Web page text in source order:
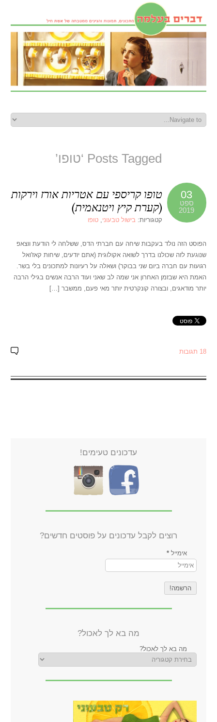
Posts Tagged ‘טופו’
03
ספט
2019
טופו קריספי עם אטריות אורז וירקות
(קערת קיץ ויטנאמית)
קטגוריות:בישול טבעוני,טופו
הפוסט הזה נולד בעקבות שיחה עם חברתי הדס, ששלחה לי הודעת ווצאפ
שנוגעת לזה שכולנו בדרך לשואה אקולוגית (אתם יודעים, שיחות קאז'ואל
רגועות עם חברה ביום שני בבוקר) ושאלה על רעיונות למתכונים בלי בשר.
האמת היא שבזמן האחרון אני שמה לב שאני ועוד הרבה אנשים בגילי הרבה
יותר מודאגים, ובצורה קונקרטית יותר מאי פעם, ממשבר […]
18 תגובות
עדכונים טעימים!
רוצים לקבל עדכונים על פוסטים חדשים?
אימייל*
מה בא לך לאכול?
מה בא לך לאכול?